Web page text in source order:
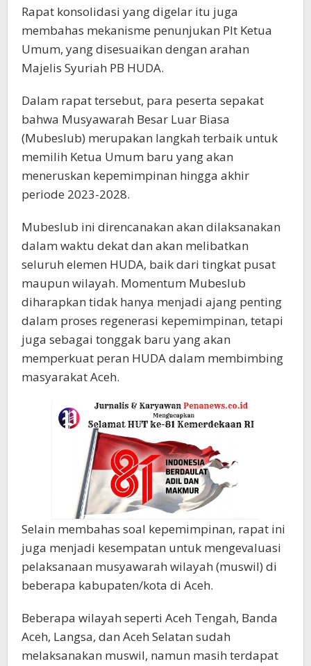
Rapat konsolidasi yang digelar itu juga
membahas mekanisme penunjukan Plt Ketua
Umum, yang disesuaikan dengan arahan
Majelis Syuriah PB HUDA.
Dalam rapat tersebut, para peserta sepakat
bahwa Musyawarah Besar Luar Biasa
(Mubeslub) merupakan langkah terbaik untuk
memilih Ketua Umum baru yang akan
meneruskan kepemimpinan hingga akhir
periode 2023-2028.
Mubeslub ini direncanakan akan dilaksanakan
dalam waktu dekat dan akan melibatkan
seluruh elemen HUDA, baik dari tingkat pusat
maupun wilayah. Momentum Mubeslub
diharapkan tidak hanya menjadi ajang penting
dalam proses regenerasi kepemimpinan, tetapi
juga sebagai tonggak baru yang akan
memperkuat peran HUDA dalam membimbing
masyarakat Aceh.
Selain membahas soal kepemimpinan, rapat ini
juga menjadi kesempatan untuk mengevaluasi
pelaksanaan musyawarah wilayah (muswil) di
beberapa kabupaten/kota di Aceh.
Beberapa wilayah seperti Aceh Tengah, Banda
Aceh, Langsa, dan Aceh Selatan sudah
melaksanakan muswil, namun masih terdapat